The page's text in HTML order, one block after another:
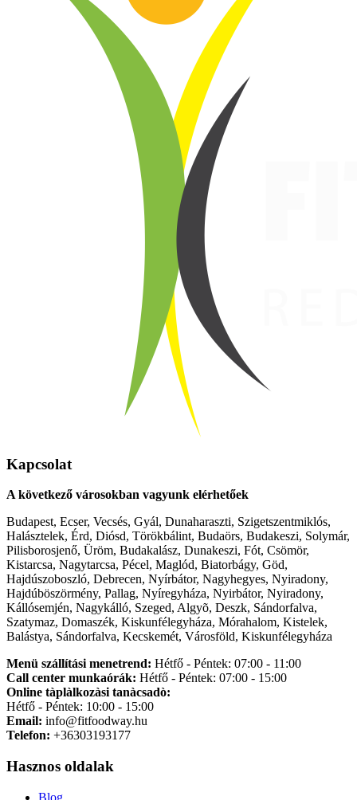
Kapcsolat
A következő városokban vagyunk elérhetőek
Budapest, Ecser, Vecsés, Gyál, Dunaharaszti, Szigetszentmiklós,
Halásztelek, Érd, Diósd, Törökbálint, Budaörs, Budakeszi, Solymár,
Pilisborosjenő, Üröm, Budakalász, Dunakeszi, Fót, Csömör,
Kistarcsa, Nagytarcsa, Pécel, Maglód, Biatorbágy, Göd,
Hajdúszoboszló, Debrecen, Nyírbátor, Nagyhegyes, Nyiradony,
Hajdúböszörmény, Pallag, Nyíregyháza, Nyirbátor, Nyiradony,
Kállósemjén, Nagykálló, Szeged, Algyõ, Deszk, Sándorfalva,
Szatymaz, Domaszék, Kiskunfélegyháza, Mórahalom, Kistelek,
Balástya, Sándorfalva, Kecskemét, Városföld, Kiskunfélegyháza
Menü szállítási menetrend: Hétfő - Péntek: 07:00 - 11:00
Call center munkaórák: Hétfő - Péntek: 07:00 - 15:00
Online tàplàlkozàsi tanàcsadò:
Hétfő - Péntek: 10:00 - 15:00
Email: info@fitfoodway.hu
Telefon: +36303193177
Hasznos oldalak
Blog